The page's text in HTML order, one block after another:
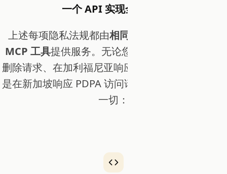
一个 API 实现全球合规
上述每项隐私法规都由相同的统一 REST API 和
MCP 工具提供服务。无论您是在德国响应 GDPR
删除请求、在加利福尼亚响应 CCPA 删除请求，还
是在新加坡响应 PDPA 访问请求，相同的端点处理
一切：